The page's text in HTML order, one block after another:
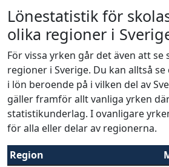
Lönestatistik för
olika regioner i
För vissa yrken går det även att
regioner i Sverige. Du kan alltså
i lön beroende på i vilken del av
gäller framför allt vanliga yrken
statistikunderlag. I ovanligare
för alla eller delar av regionerna.
Region